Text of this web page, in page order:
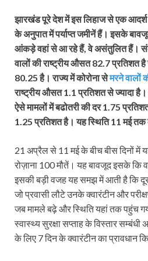
झारखंड पूरे देश में इस लिहाज से एक आदर्श
के अनुपात में पर्याप्‍त जमीनें हैं। इसके
आंकड़े वहां से आ रहे हैं, वे असंतुलित हैं।
वालों की राष्‍ट्रीय औसत 82.7
80.25 है। राज्‍य में कोरोना सेमरने वालों
राष्‍ट्रीय औसत 1.1 प्रतिशत से ज्‍यादा
ऐसे मामलों में बढोतरी की दर 1.75
1.25 प्रतिशत है। यह स्थिति 11 मई तक
21 अप्रैल से 11 मई के बीच बीस दिनों में
रोज़ाना 100 मौतें। यह बावजूद इसके कि
इसकी बड़ी वजह यह समझ में आती है कि
जो प्रवासी लौटे उनके क्‍वारंटीन और
जब मामले बढ़े और स्थिति यहां तक पहुंच
स्‍वास्‍थ्‍य सुरक्षा सप्‍ताह के विस्‍तार
के लिए 7 दिन के क्‍वारंटीन का प्रावधान